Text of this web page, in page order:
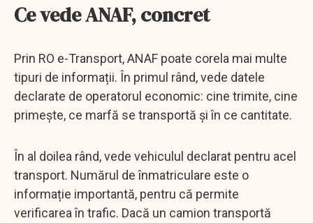
Ce vede ANAF, concret
Prin RO e-Transport, ANAF poate corela mai multe
tipuri de informații. În primul rând, vede datele
declarate de operatorul economic: cine trimite, cine
primește, ce marfă se transportă și în ce cantitate.
În al doilea rând, vede vehiculul declarat pentru acel
transport. Numărul de înmatriculare este o
informație importantă, pentru că permite
verificarea în trafic. Dacă un camion transportă